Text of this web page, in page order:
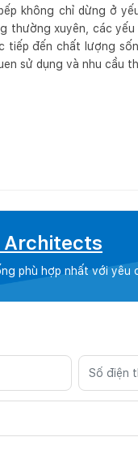
không chỉ dừng ở
thường xuyên, các
đến chất lượng
sử dụng và nhu cầu
Architects
phù hợp nhất với yêu